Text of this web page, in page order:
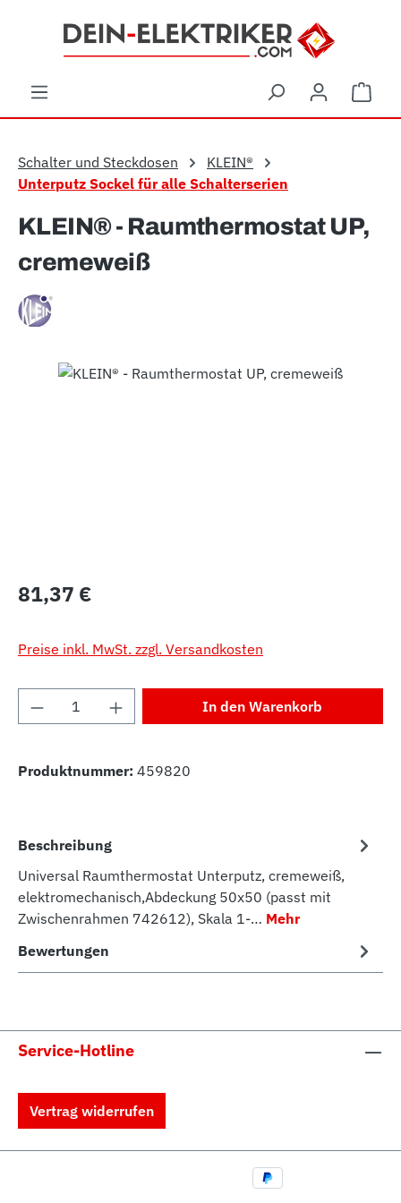
Zum Hauptinhalt springen
Schalter und Steckdosen
KLEIN®
Unterputz Sockel für alle Schalterserien
KLEIN® - Raumthermostat UP,
cremeweiß
Bildergalerie überspringen
Regulärer Preis:
81,37 €
Preise inkl. MwSt. zzgl. Versandkosten
Produkt Anzahl: Gib den gewünschten
In den Warenkorb
Produktnummer: 459820
Beschreibung
Universal Raumthermostat Unterputz, cremeweiß,
elektromechanisch,Abdeckung 50x50 (passt mit
Zwischenrahmen 742612), Skala 1-… Mehr
Bewertungen
Service-Hotline
Vertrag widerrufen